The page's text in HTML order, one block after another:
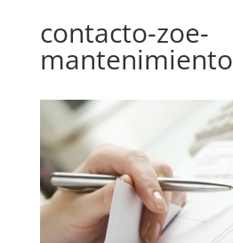
contacto-zoe-
mantenimiento